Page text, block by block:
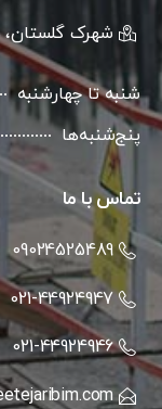
شهرک گلستان،
شنبه تا چهارشنبه
پنج‌شنبه‌ها
تماس با ما
09024525489
021-44924947
021-44924946